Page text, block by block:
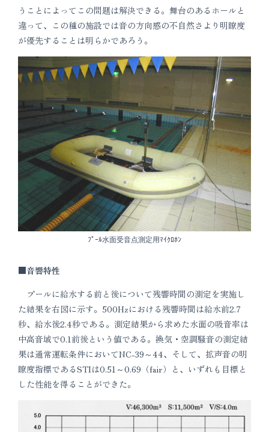
うことによってこの問題は解決できる。舞台のあるホールと
違って、この種の施設では音の方向感の不自然さより明瞭度
が優先することは明らかであろう。
ﾌﾟｰﾙ水面受音点測定用ﾏｲｸﾛﾎﾝ
■音響特性
プールに給水する前と後について残響時間の測定を実施し
た結果を右図に示す。500Hzにおける残響時間は給水前2.7
秒、給水後2.4秒である。測定結果から求めた水面の吸音率は
中高音域で0.1前後という値である。換気・空調騒音の測定結
果は通常運転条件においてNC-39～44、そして、拡声音の明
瞭度指標であるSTIは0.51～0.69（fair）と、いずれも目標と
した性能を得ることができた。